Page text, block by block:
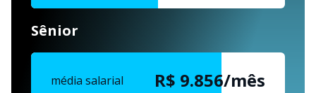
Sênior
média salarial R$ 9.856/mês